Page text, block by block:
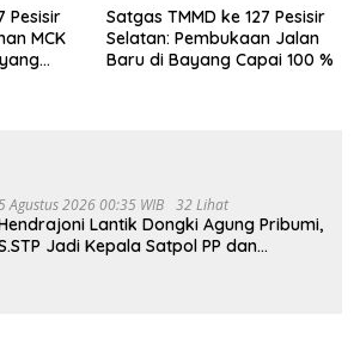
Pesisir
MCK
Satgas TMMD ke 127 Pesisir
Selatan: Pembukaan Jalan
Baru di Bayang Capai 100 %
Agustus 2026 00:35 WIB 32 Lihat
Lantik Dongki Agung Pribumi,
Jadi Kepala Satpol PP dan